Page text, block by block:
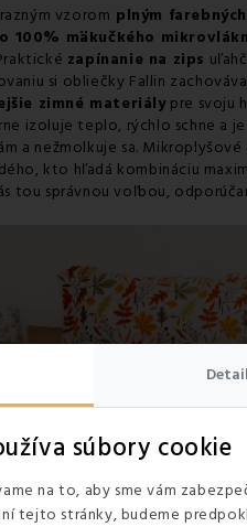
súbory cookie
na to, aby sme vám
tejto stránky, budeme
vzorom plným
100% mäkučkého
zapínanie na zips
si obliečky Fallin
zimné materiálypre svoju
izoluje teplo, rýchlo schne a
a nežmolkuje sa.
kto hľadá kombináciu
tou správnou voľbou,